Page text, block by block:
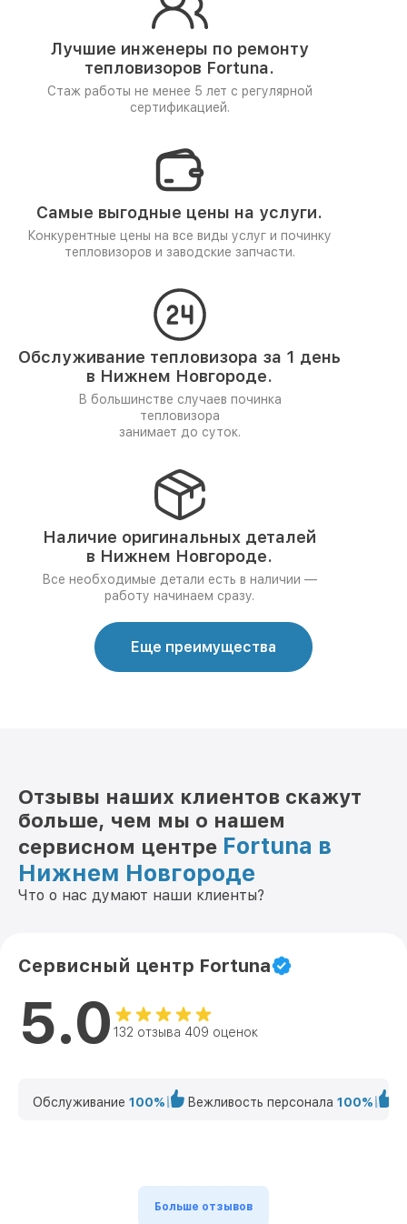
Лучшие инженеры по ремонту
тепловизоров Fortuna.
Стаж работы не менее 5 лет с регулярной
сертификацией.
Самые выгодные цены на услуги.
Конкурентные цены на все виды услуг и починку
тепловизоров и заводские запчасти.
Обслуживание тепловизора за 1 день
в Нижнем Новгороде.
В большинстве случаев починка
тепловизора
занимает до суток.
Наличие оригинальных деталей
в Нижнем Новгороде.
Все необходимые детали есть в наличии —
работу начинаем сразу.
Еще преимущества
Отзывы наших клиентов скажут
больше, чем мы о нашем
сервисном центре Fortuna в
Нижнем Новгороде
Что о нас думают наши клиенты?
Сервисный центр Fortuna
5.0 132 отзыва 409 оценок
Обслуживание 100% Вежливость персонала 100%
Больше отзывов